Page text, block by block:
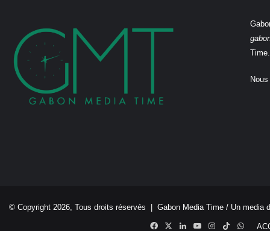
Time.
© Copyright 2026, Tous droits réservés | Gabon Media Time / Un media
Facebook
X LinkedinYouTubeInstagram
TikTok